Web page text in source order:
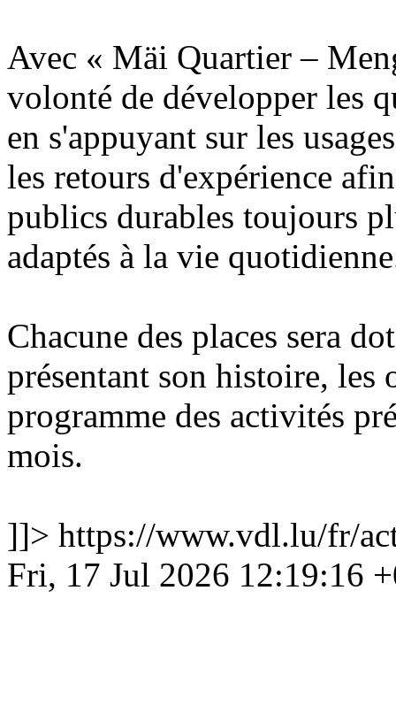
Avec « Mäi Quartier –
volonté de développer les
en s'appuyant sur les
les retours d'expérience
publics durables toujours
adaptés à la vie
Chacune des places sera
présentant son histoire,
programme des activités
mois.
]]> https://www.vdl.lu/fr/
Fri, 17 Jul 2026 12:19:16